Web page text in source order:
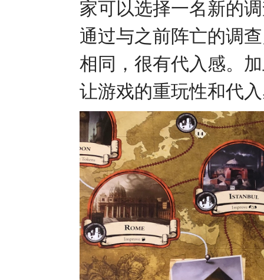
家可以选择一名新的
通过与之前阵亡的调
相同，很有代入感。
让游戏的重玩性和代